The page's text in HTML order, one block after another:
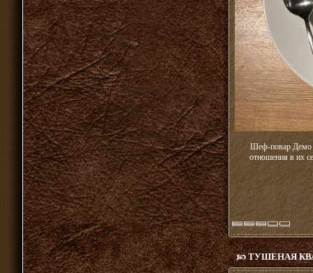
Шеф-повар Демо
отношения в их
ТУШЕНАЯ